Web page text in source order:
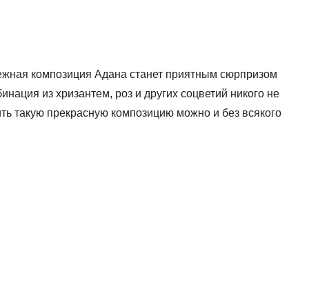
композиция Адана станет приятным сюрпризом
из хризантем, роз и других соцветий никого не
такую прекрасную композицию можно и без всякого